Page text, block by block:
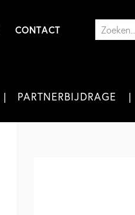
CONTACT
PARTNERBIJDRAGE